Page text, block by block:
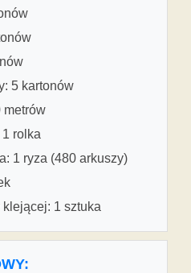
5 kartonów
metrów
rolka
1 ryza (480 arkuszy)
1 sztuka